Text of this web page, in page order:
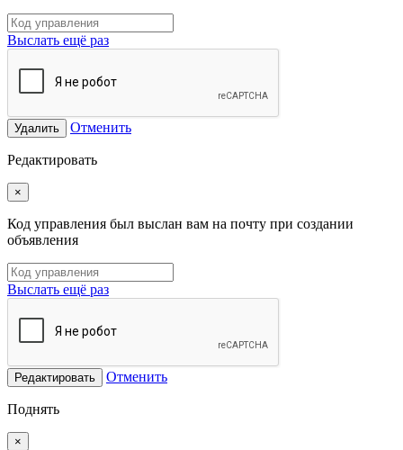
Выслать ещё раз
Удалить Отменить
Редактировать
×
Код управления был выслан вам на почту при создании
объявления
Выслать ещё раз
Редактировать Отменить
Поднять
×